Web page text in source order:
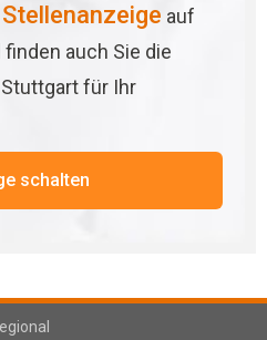
auf
auch Sie die
für Ihr
schalten